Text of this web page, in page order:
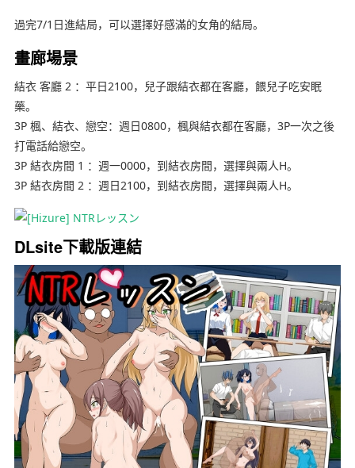
過完7/1日進結局，可以選擇好感滿的女角的結局。
畫廊場景
結衣 客廳 2 ：平日2100，兒子跟結衣都在客廳，餵兒子吃安眠
藥。
3P 楓、結衣、戀空：週日0800，楓與結衣都在客廳，3P一次之後
打電話給戀空。
3P 結衣房間 1 ：週一0000，到結衣房間，選擇與兩人H。
3P 結衣房間 2 ：週日2100，到結衣房間，選擇與兩人H。
DLsite下載版連結